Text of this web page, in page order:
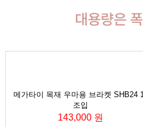
메가타이 목재 우마용 브라켓 SHB24
조입
143,000 원